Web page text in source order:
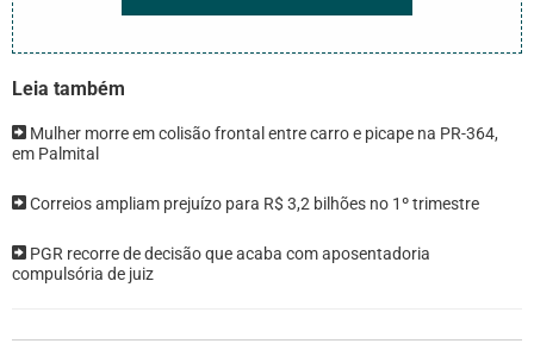
Leia também
Mulher morre em colisão frontal entre carro e picape na PR-364,
em Palmital
Correios ampliam prejuízo para R$ 3,2 bilhões no 1º trimestre
PGR recorre de decisão que acaba com aposentadoria
compulsória de juiz